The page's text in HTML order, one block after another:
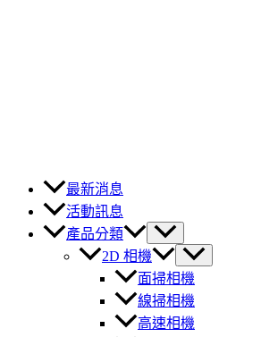
最新消息
活動訊息
產品分類
2D 相機
面掃相機
線掃相機
高速相機